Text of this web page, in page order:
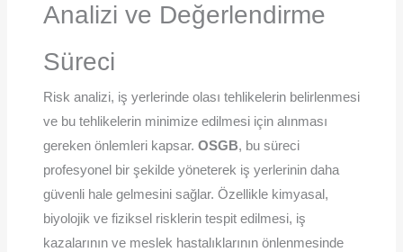
Analizi ve Değerlendirme
Süreci
Risk analizi, iş yerlerinde olası tehlikelerin belirlenmesi
ve bu tehlikelerin minimize edilmesi için alınması
gereken önlemleri kapsar. OSGB, bu süreci
profesyonel bir şekilde yöneterek iş yerlerinin daha
güvenli hale gelmesini sağlar. Özellikle kimyasal,
biyolojik ve fiziksel risklerin tespit edilmesi, iş
kazalarının ve meslek hastalıklarının önlenmesinde